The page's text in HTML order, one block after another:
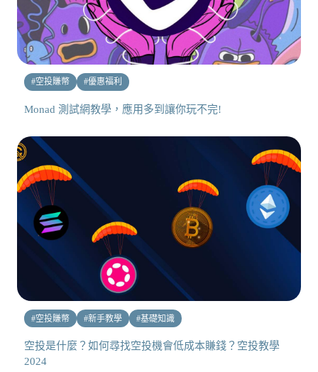
#空投賺幣 #優惠福利
Monad 測試網教學，應用多到讓你玩不完!
#空投賺幣 #新手教學 #基礎知識
空投是什麼？如何尋找空投機會低成本賺錢？空投教學
2024